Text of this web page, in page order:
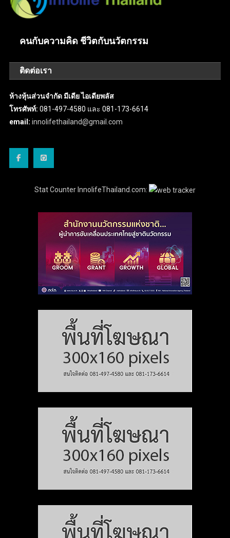
คนกับความคิด ชีวิตกับนวัตกรรม
ติดต่อเรา
ห้างหุ้นส่วนจำกัด มีเดีย ไอเดียพลัส
โทรศัพท์: 081-497-4580 และ 081-173-6614
email: innolifethailand@gmail.com
Stat Counter InnolifeThailand.com: